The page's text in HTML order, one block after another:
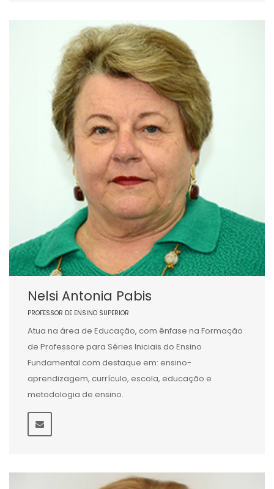
Nelsi Antonia Pabis
PROFESSOR DE ENSINO SUPERIOR
Atua na área de Educação, com ênfase na Formação
de Professore para Séries Iniciais do Ensino
Fundamental com destaque em: ensino-
aprendizagem, currículo, escola, educação e
metodologia de ensino.